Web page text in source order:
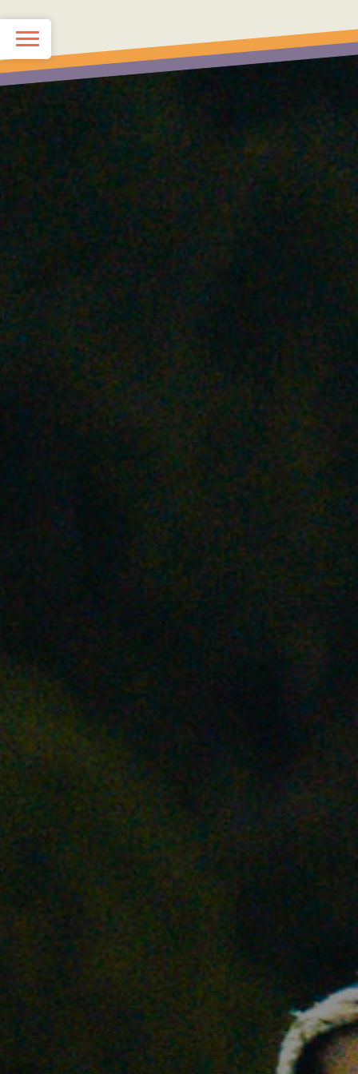
TOP
KIDS School
JUNIOR School
最新情報（ブログ）
スタッフ紹介
Q&A
お問い合わせ
駒沢公園
砧公園
代々木公園